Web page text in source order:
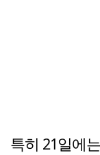
특히 21일에